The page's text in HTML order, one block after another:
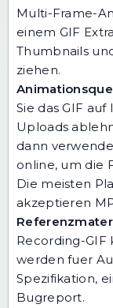
Multi-Frame-
einem GIF
Thumbnails
ziehen.
Sie das GIF
Uploads
dann
online, um die
Die meisten
akzeptieren
Recording-GIF
werden fuer
Spezifikation,
Bugreport.